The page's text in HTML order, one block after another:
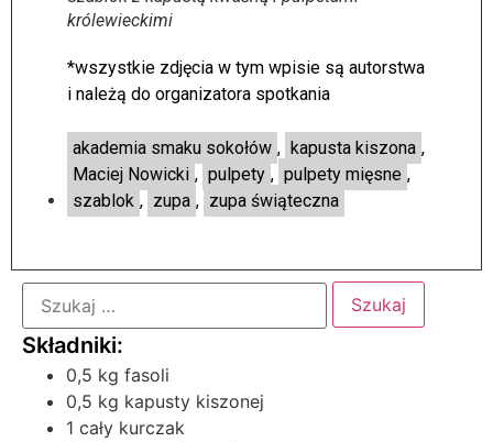
królewieckimi
*wszystkie zdjęcia w tym wpisie są autorstwa
i należą do organizatora spotkania
akademia smaku sokołów , kapusta kiszona ,
Maciej Nowicki , pulpety , pulpety mięsne ,
szablok , zupa , zupa świąteczna
0,5 kg fasoli
0,5 kg kapusty kiszonej
1 cały kurczak